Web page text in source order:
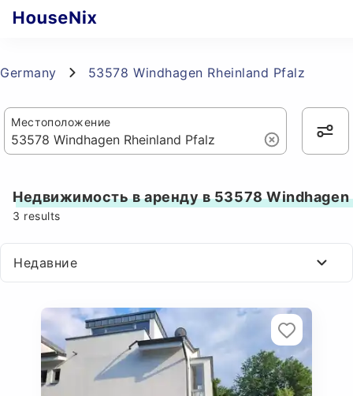
Germany 53578 Windhagen Rheinland Pfalz
Местоположение
Недвижимость в аренду в 53578 Windhagen
3 results
Недавние